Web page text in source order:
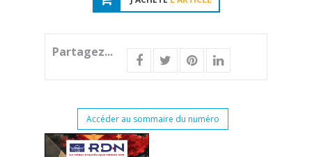
Partagez...
Accéder au sommaire du numéro